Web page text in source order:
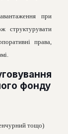
при
структурувати
права,
фонду
тощо)